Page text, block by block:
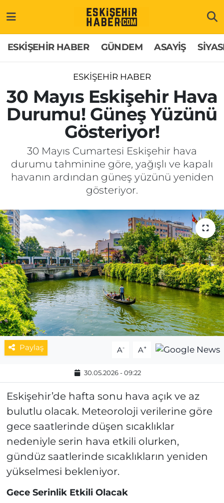
ESKİŞEHİR HABER GÜNDEM ASAYİŞ
ESKİŞEHİR HABER
30 Mayıs Eskişehir Hava
Durumu! Güneş Yüzünü
Gösteriyor!
30 Mayıs Cumartesi Eskişehir hava
durumu tahminine göre, yağışlı ve kapalı
havanın ardından güneş yüzünü yeniden
gösteriyor.
Paylaş A- A+
30.05.2026 - 09:22
Eskişehir’de hafta sonu hava açık ve az
bulutlu olacak. Meteoroloji verilerine göre
gece saatlerinde düşen sıcaklıklar
nedeniyle serin hava etkili olurken,
gündüz saatlerinde sıcaklıkların yeniden
yükselmesi bekleniyor.
Gece Serinlik Etkili Olacak
GÜNDEM
ASAYİŞ
SİYASET
EKONOMİ
SAĞLIK
SPOR
MAGAZİN
ESKİŞEHİRSPOR
Hakkımızda
İletişim
Künye
Odunpazarı Trafik Yoğunluk Haritası
Süper Lig Puan Durumu ve Fikstür
Tüm Manşetler
Son Dakika Haberleri
Haber Arşivi